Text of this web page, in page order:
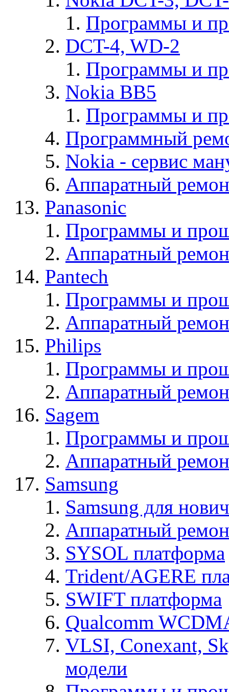
Программы и
DCT-4, WD-2
Программы и
Nokia BB5
Программы и
Программный
Nokia - cервис
Аппаратный
Panasonic
Программы и
Аппаратный
Pantech
Программы и
Аппаратный
Philips
Программы и
Аппаратный
Sagem
Программы и
Аппаратный
Samsung
Samsung для
Аппаратный
SYSOL платформа
Trident/AGERE
SWIFT платформа
Qualcomm
VLSI, Conexant,
модели